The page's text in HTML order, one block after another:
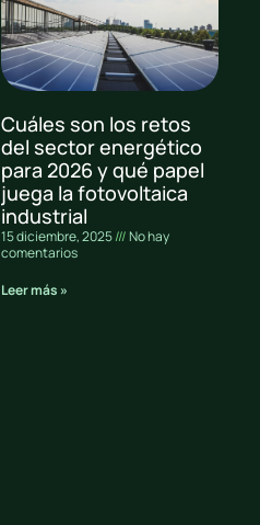
Cuáles son los retos
del sector energético
para 2026 y qué papel
juega la fotovoltaica
industrial
15 diciembre, 2025
No hay
comentarios
Leer más »